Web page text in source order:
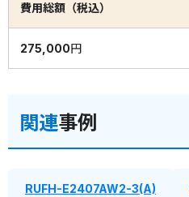
費用総額（税込）
275,000円
関連事例
RUFH-E2407AW2-3(A)